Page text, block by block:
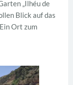
„Ilhéu de
Blick auf das
Ort zum